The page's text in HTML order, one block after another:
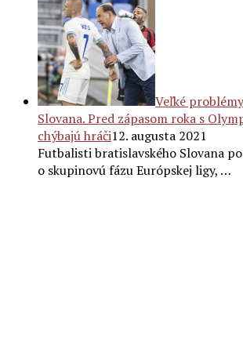
Veľké
Slovana. Pred zápasom roka s
chýbajú hráči12. augusta 2021
Futbalisti bratislavského Slovana
o skupinovú fázu Európskej ligy, …